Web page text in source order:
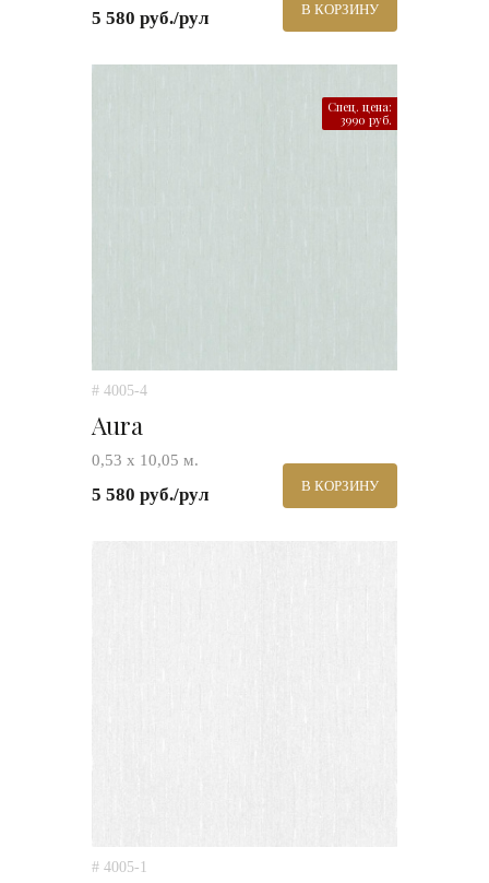
5 580 руб./рул В КОРЗИНУ
Спец. цена:
3990 руб.
# 4005-4
Aura
0,53 х 10,05 м.
5 580 руб./рул В КОРЗИНУ
# 4005-1